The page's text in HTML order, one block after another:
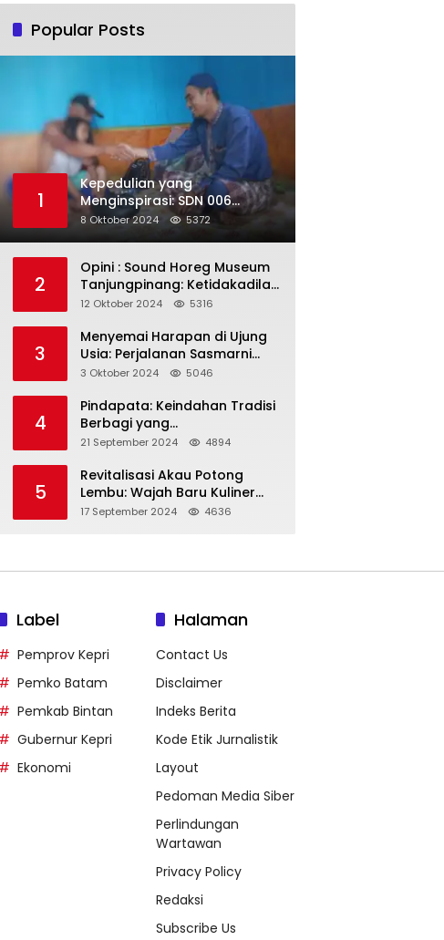
Popular Posts
1
Kepedulian yang
Menginspirasi: SDN 006
Merawang Gelar Program
“Berbagi Segenggam Beras”
8 Oktober 2024 5372
2
Opini : Sound Horeg Museum
Tanjungpinang: Ketidakadilan
dalam Representasi
12 Oktober 2024 5316
3
Menyemai Harapan di Ujung
Usia: Perjalanan Sasmarni
dalam Menyentuh Hati dan
3 Oktober 2024 5046
4
Pindapata: Keindahan Tradisi
Berbagi yang
Menghubungkan Umat dalam
Kebersamaan dalam Agama
Buddha
21 September 2024 4894
5
Revitalisasi Akau Potong
Lembu: Wajah Baru Kuliner
Legendaris Tanjungpinang
17 September 2024 4636
Label
Pemprov Kepri
Pemko Batam
Pemkab Bintan
Gubernur Kepri
Ekonomi
Halaman
Contact Us
Disclaimer
Indeks Berita
Kode Etik Jurnalistik
Layout
Pedoman Media Siber
Perlindungan
Wartawan
Privacy Policy
Redaksi
Subscribe Us